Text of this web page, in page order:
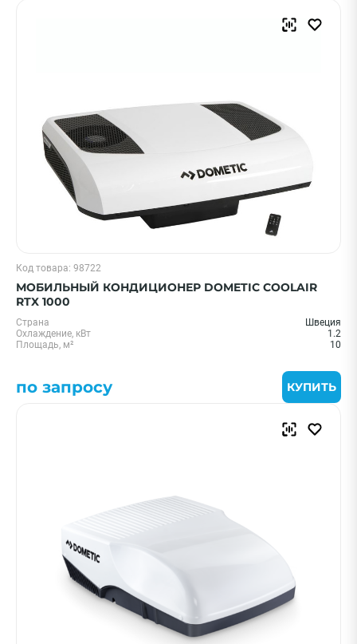
Код товара: 98722
МОБИЛЬНЫЙ КОНДИЦИОНЕР DOMETIC COOLAIR
RTX 1000
Страна
Швеция
Охлаждение, кВт
1.2
Площадь, м²
10
по запросу КУПИТЬ